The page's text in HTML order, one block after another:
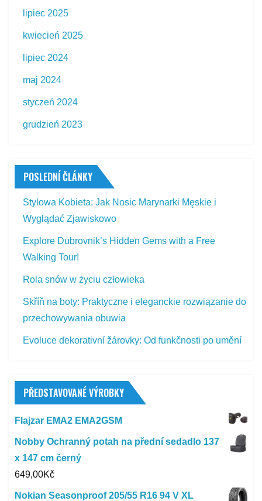
lipiec 2025
kwiecień 2025
lipiec 2024
maj 2024
styczeń 2024
grudzień 2023
POSLEDNÍ ČLÁNKY
Stylowa Kobieta: Jak Nosic Marynarki Męskie i
Wyglądać Zjawiskowo
Explore Dubrovnik’s Hidden Gems with a Free
Walking Tour!
Rola snów w życiu człowieka
Skříň na boty: Praktyczne i eleganckie rozwiązanie do
przechowywania obuwia
Evoluce dekorativní žárovky: Od funkčnosti po umění
PŘEDSTAVOVANÉ VÝROBKY
Flajzar EMA2 EMA2GSM
Nobby Ochranný potah na přední sedadlo 137
x 147 cm černý
649,00Kč
Nokian Seasonproof 205/55 R16 94 V XL